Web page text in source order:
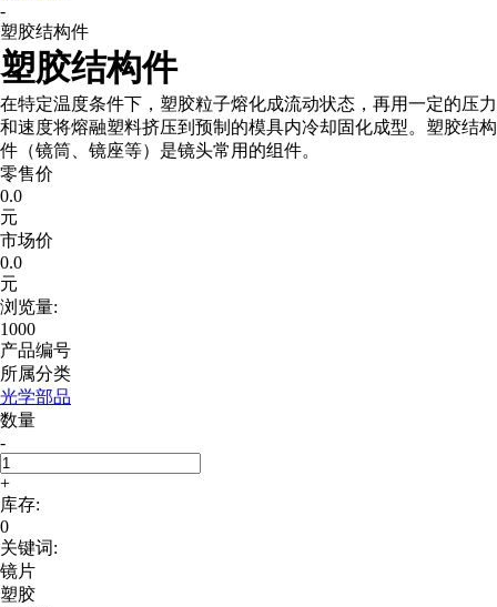
-
塑胶结构件
塑胶结构件
在特定温度条件下，塑胶粒子熔化成流动状态，再用一定的压力
和速度将熔融塑料挤压到预制的模具内冷却固化成型。塑胶结构
件（镜筒、镜座等）是镜头常用的组件。
零售价
0.0
元
市场价
0.0
元
浏览量:
1000
产品编号
所属分类
光学部品
数量
-
+
库存:
0
关键词:
镜片
塑胶